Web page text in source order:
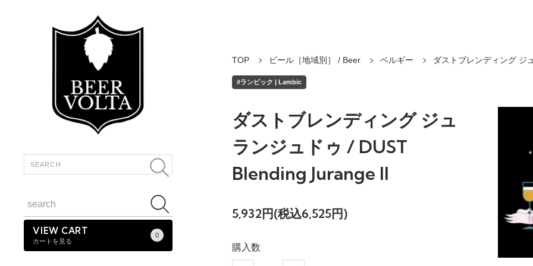
VIEW CART
カートを見る
0
TOP ビール［地域別］ / Beer ベルギー ダストブレンディング ジ
#ランビック | Lambic
ダストブレンディング ジュ
ランジュドゥ / DUST
Blending Jurange II
5,932円(税込6,525円)
購入数